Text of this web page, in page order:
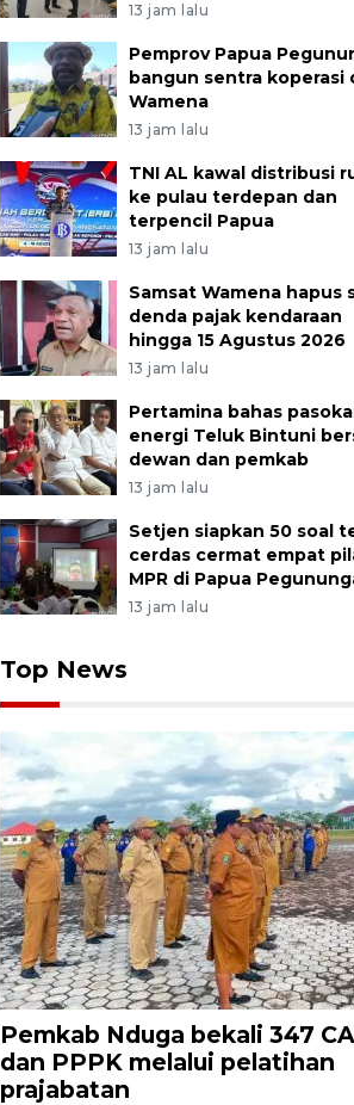
13 jam lalu
Pemprov Papua
bangun sentra koperasi
Wamena
13 jam lalu
TNI AL kawal distribusi
ke pulau terdepan dan
terpencil Papua
13 jam lalu
Samsat Wamena hapus
denda pajak kendaraan
hingga 15 Agustus 2026
13 jam lalu
Pertamina bahas
energi Teluk Bintuni
dewan dan pemkab
13 jam lalu
Setjen siapkan 50 soal
cerdas cermat empat
MPR di Papua
13 jam lalu
Top News
Pemkab Nduga bekali 347
dan PPPK melalui pelatihan
prajabatan